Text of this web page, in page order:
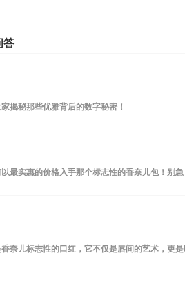
答
揭秘那些优雅背后的数字秘密！
最实惠的价格入手那个标志性的香奈儿包！别
奈儿标志性的口红，它不仅是唇间的艺术，更